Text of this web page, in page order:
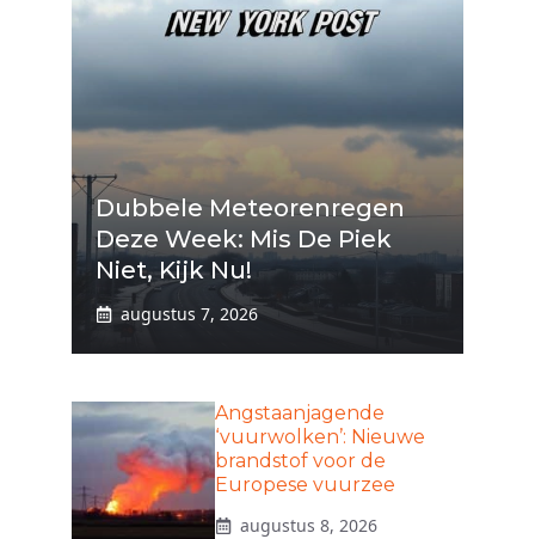
Dubbele Meteorenregen
Deze Week: Mis De Piek
Niet, Kijk Nu!
augustus 7, 2026
Angstaanjagende
‘vuurwolken’: Nieuwe
brandstof voor de
Europese vuurzee
augustus 8, 2026